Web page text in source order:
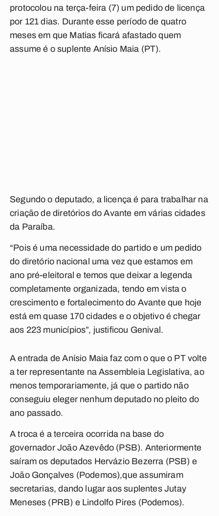
protocolou na terça-feira (7) um pedido de licença
por 121 dias. Durante esse período de quatro
meses em que Matias ficará afastado quem
assume é o suplente Anísio Maia (PT).
Segundo o deputado, a licença é para trabalhar na
criação de diretórios do Avante em várias cidades
da Paraíba.
“Pois é uma necessidade do partido e um pedido
do diretório nacional uma vez que estamos em
ano pré-eleitoral e temos que deixar a legenda
completamente organizada, tendo em vista o
crescimento e fortalecimento do Avante que hoje
está em quase 170 cidades e o objetivo é chegar
aos 223 municípios”, justificou Genival.
A entrada de Anísio Maia faz com o que o PT volte
a ter representante na Assembleia Legislativa, ao
menos temporariamente, já que o partido não
conseguiu eleger nenhum deputado no pleito do
ano passado.
A troca é a terceira ocorrida na base do
governador João Azevêdo (PSB). Anteriormente
saíram os deputados Hervázio Bezerra (PSB) e
João Gonçalves (Podemos),que assumiram
secretarias, dando lugar aos suplentes Jutay
Meneses (PRB) e Lindolfo Pires (Podemos).